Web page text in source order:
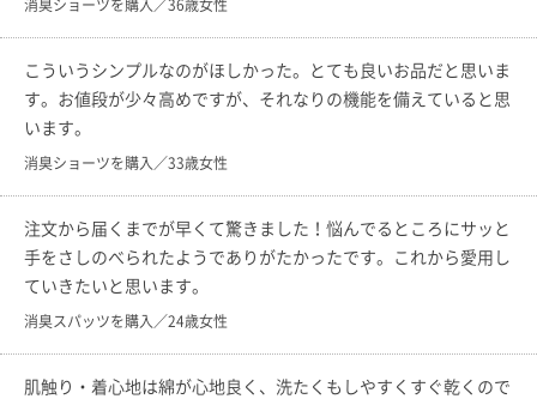
消臭ショーツを購入／36歳女性
こういうシンプルなのがほしかった。とても良いお品だと思いま
す。お値段が少々高めですが、それなりの機能を備えていると思
います。
消臭ショーツを購入／33歳女性
注文から届くまでが早くて驚きました！悩んでるところにサッと
手をさしのべられたようでありがたかったです。これから愛用し
ていきたいと思います。
消臭スパッツを購入／24歳女性
肌触り・着心地は綿が心地良く、洗たくもしやすくすぐ乾くので